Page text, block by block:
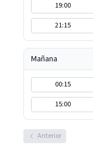
19:00
21:15
Mañana
00:15
15:00
Anterior